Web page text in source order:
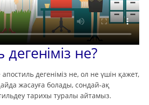
не?
апостиль дегеніміз не, ол не үшін қажет,
жасауға болады, сондай-ақ
тарихы туралы айтамыз.